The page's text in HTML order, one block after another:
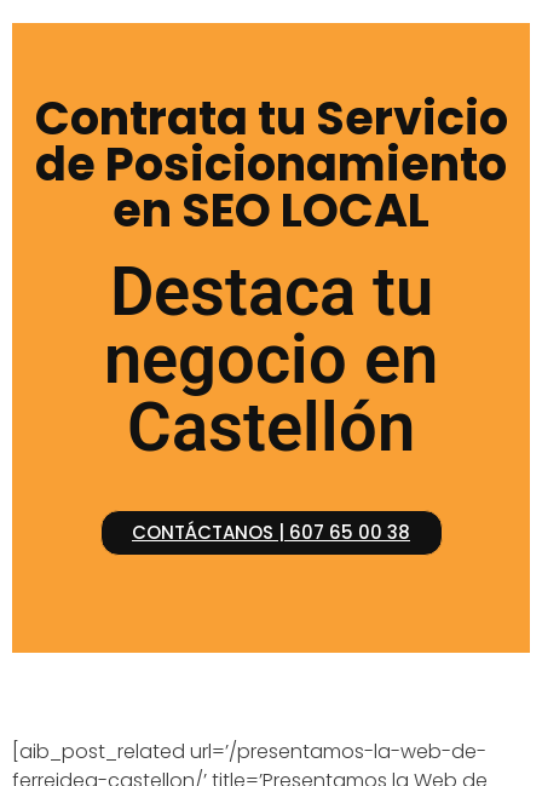
Contrata tu Servicio
de Posicionamiento
en SEO LOCAL
Destaca tu
negocio en
Castellón
CONTÁCTANOS | 607 65 00 38
[aib_post_related url=’/presentamos-la-web-de-
ferreidea-castellon/’ title=’Presentamos la Web de